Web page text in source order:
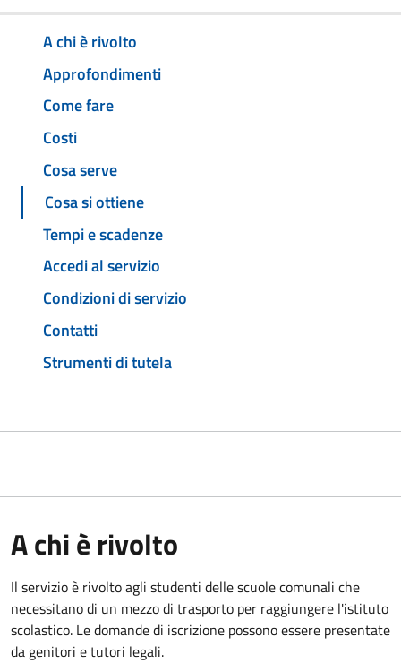
A chi è rivolto
Approfondimenti
Come fare
Costi
Cosa serve
Cosa si ottiene
Tempi e scadenze
Accedi al servizio
Condizioni di servizio
Contatti
Strumenti di tutela
A chi è rivolto
Il servizio è rivolto agli studenti delle scuole comunali che
necessitano di un mezzo di trasporto per raggiungere l'istituto
scolastico. Le domande di iscrizione possono essere presentate
da genitori e tutori legali.